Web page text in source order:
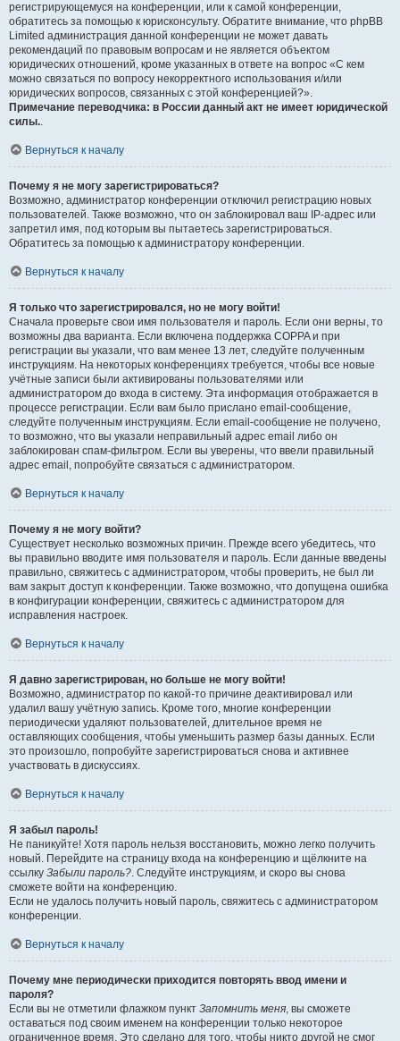
регистрирующемуся на конференции, или к самой конференции,
обратитесь за помощью к юрисконсульту. Обратите внимание, что phpBB
Limited администрация данной конференции не может давать
рекомендаций по правовым вопросам и не является объектом
юридических отношений, кроме указанных в ответе на вопрос «С кем
можно связаться по вопросу некорректного использования и/или
юридических вопросов, связанных с этой конференцией?».
Примечание переводчика: в России данный акт не имеет юридической
силы..
Вернуться к началу
Почему я не могу зарегистрироваться?
Возможно, администратор конференции отключил регистрацию новых
пользователей. Также возможно, что он заблокировал ваш IP-адрес или
запретил имя, под которым вы пытаетесь зарегистрироваться.
Обратитесь за помощью к администратору конференции.
Вернуться к началу
Я только что зарегистрировался, но не могу войти!
Сначала проверьте свои имя пользователя и пароль. Если они верны, то
возможны два варианта. Если включена поддержка COPPA и при
регистрации вы указали, что вам менее 13 лет, следуйте полученным
инструкциям. На некоторых конференциях требуется, чтобы все новые
учётные записи были активированы пользователями или
администратором до входа в систему. Эта информация отображается в
процессе регистрации. Если вам было прислано email-сообщение,
следуйте полученным инструкциям. Если email-сообщение не получено,
то возможно, что вы указали неправильный адрес email либо он
заблокирован спам-фильтром. Если вы уверены, что ввели правильный
адрес email, попробуйте связаться с администратором.
Вернуться к началу
Почему я не могу войти?
Существует несколько возможных причин. Прежде всего убедитесь, что
вы правильно вводите имя пользователя и пароль. Если данные введены
правильно, свяжитесь с администратором, чтобы проверить, не был ли
вам закрыт доступ к конференции. Также возможно, что допущена ошибка
в конфигурации конференции, свяжитесь с администратором для
исправления настроек.
Вернуться к началу
Я давно зарегистрирован, но больше не могу войти!
Возможно, администратор по какой-то причине деактивировал или
удалил вашу учётную запись. Кроме того, многие конференции
периодически удаляют пользователей, длительное время не
оставляющих сообщения, чтобы уменьшить размер базы данных. Если
это произошло, попробуйте зарегистрироваться снова и активнее
участвовать в дискуссиях.
Вернуться к началу
Я забыл пароль!
Не паникуйте! Хотя пароль нельзя восстановить, можно легко получить
новый. Перейдите на страницу входа на конференцию и щёлкните на
ссылку Забыли пароль?. Следуйте инструкциям, и скоро вы снова
сможете войти на конференцию.
Если не удалось получить новый пароль, свяжитесь с администратором
конференции.
Вернуться к началу
Почему мне периодически приходится повторять ввод имени и
пароля?
Если вы не отметили флажком пункт Запомнить меня, вы сможете
оставаться под своим именем на конференции только некоторое
ограниченное время. Это сделано для того, чтобы никто другой не смог